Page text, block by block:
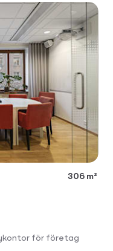
306 m²
för företag